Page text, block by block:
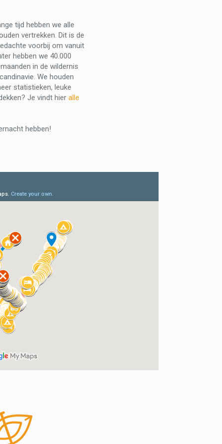
tijd hebben we alle
vertrekken. Dit is de
voorbij om vanuit
hebben we 40.000
in de wildernis
We houden
statistieken, leuke
Je vindt hier alle
hebben!